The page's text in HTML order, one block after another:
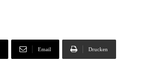
Email Drucken